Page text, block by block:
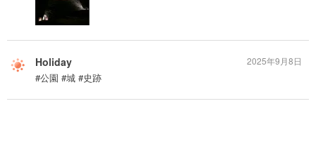
Holiday
#公園 #城 #史跡
2025年9月8日